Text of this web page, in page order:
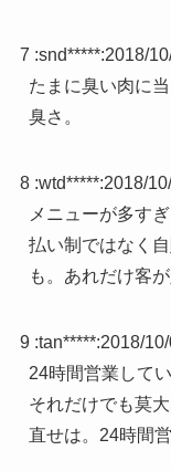
7 :snd*****:2018/
たまに臭い肉に
臭さ。
8 :wtd*****:2018/
メニューが多す
払い制ではなく
も。あれだけ客
9 :tan*****:2018/
24時間営業して
それだけでも莫
直せは。24時間